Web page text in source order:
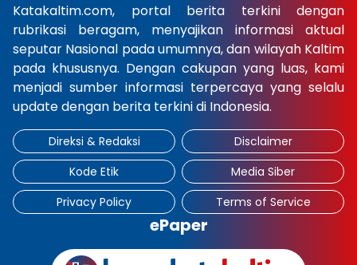
Katakaltim.com, portal berita terkini dengan
rubrikasi beragam, menyajikan informasi aktual
seputar Nasional pada umumnya, dan wilayah Kaltim
pada khususnya. Dengan cakupan yang luas, kami
menjadi sumber informasi terpercaya yang selalu
update dengan berita terkini di Indonesia.
Direksi & Redaksi
Disclaimer
Kode Etik
Media Siber
Privacy Policy
Terms of Service
ePaper